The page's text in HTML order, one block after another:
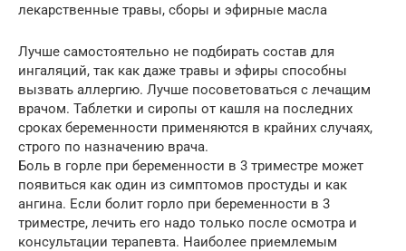
лекарственные травы, сборы и эфирные масла
Лучше самостоятельно не подбирать состав для
ингаляций, так как даже травы и эфиры способны
вызвать аллергию. Лучше посоветоваться с лечащим
врачом. Таблетки и сиропы от кашля на последних
сроках беременности применяются в крайних случаях,
строго по назначению врача.
Боль в горле при беременности в 3 триместре может
появиться как один из симптомов простуды и как
ангина. Если болит горло при беременности в 3
триместре, лечить его надо только после осмотра и
консультации терапевта. Наиболее приемлемым